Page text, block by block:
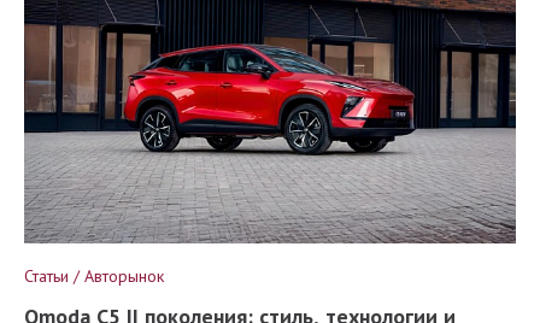
Статьи / Авторынок
Omoda C5 II поколения: стиль, технологии и